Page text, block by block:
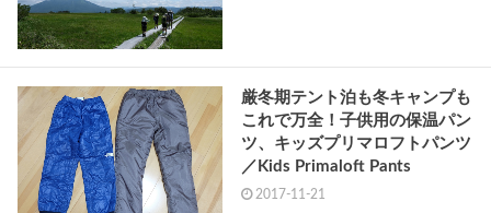
厳冬期テント泊も冬キャンプも
これで万全！子供用の保温パン
ツ、キッズプリマロフトパンツ
／Kids Primaloft Pants
2017-11-21